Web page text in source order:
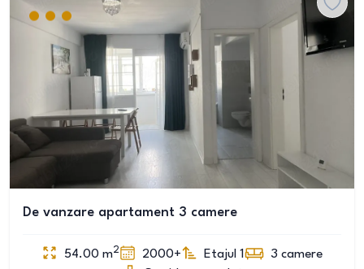
De vanzare apartament 3 camere
54.00 m2 2000+ Etajul 1 3 camere